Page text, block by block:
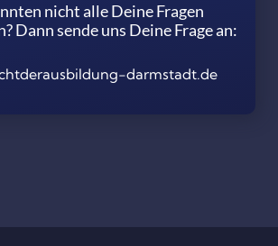
nicht alle Deine Fragen
Dann sende uns Deine Frage an:
darmstadt.de